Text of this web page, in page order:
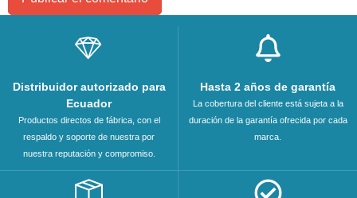
Distribuidor autorizado para
Ecuador
Productos directos de fábrica, con el
respaldo y soporte de nuestra por
nuestra reputación y compromiso.
Hasta 2 años de garantía
La cobertura del cliente está sujeta a la
duración de la garantía ofrecida por cada
marca.